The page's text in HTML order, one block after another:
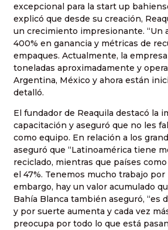
excepcional para la start up
explicó que desde su creación,
un crecimiento impresionante. “Un
400% en ganancia y métricas de
empaques. Actualmente, la
toneladas aproximadamente y
Argentina, México y ahora están
detalló.
El fundador de Reaquila destacó la
capacitación y aseguró que no les
como equipo. En relación a los
aseguró que “Latinoamérica tiene
reciclado, mientras que países
el 47%. Tenemos mucho trabajo por
embargo, hay un valor acumulado
Bahía Blanca también aseguró, “es
y por suerte aumenta y cada vez
preocupa por todo lo que está